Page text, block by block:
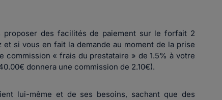
proposer des facilités de paiement sur le forfait 2
si vous en fait la demande au moment de la prise
commission « frais du prestataire » de 1.5% à votre
donnera une commission de 2.10€).
lui-même et de ses besoins, sachant que des